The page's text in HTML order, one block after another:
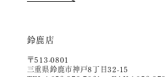
鈴鹿店
〒513-0801
三重県鈴鹿市神戸8丁目32-15